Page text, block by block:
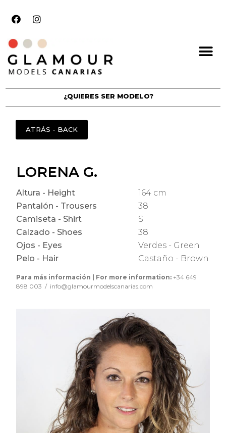
¿QUIERES SER MODELO?
LORENA G.
Altura - Height
164 cm
Pantalón - Trousers
38
Camiseta - Shirt
S
Calzado - Shoes
38
Ojos - Eyes
Verdes - Green
Pelo - Hair
Castaño - Brown
Para más información | For more information: +34 649
898 003 / info@glamourmodelscanarias.com